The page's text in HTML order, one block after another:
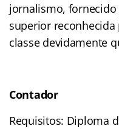
jornalismo,
superior reconhecida
classe devidamente
Contador
Requisitos: Diploma